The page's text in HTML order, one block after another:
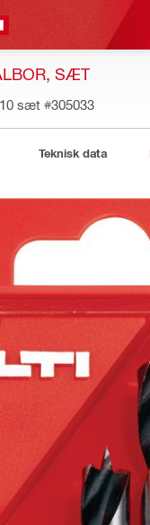
SÆT
sæt #305033
Teknisk data